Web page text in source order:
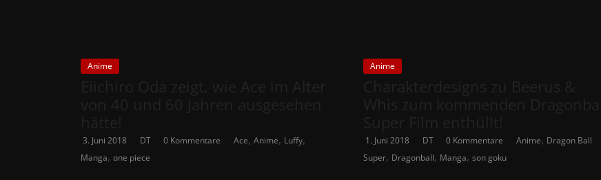
Phanimenal
findest
Anime-
News
Anime
3. Juni 2018 DT 0 Kommentare Ace, Anime, Luffy,
Manga, one piece
Anime
1. Juni 2018 DT 0 Kommentare Anime, Dragon Ball
Super, Dragonball, Manga,son goku